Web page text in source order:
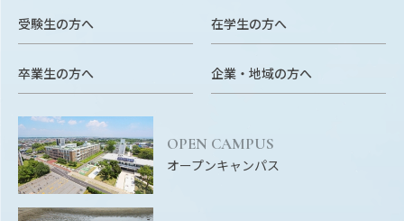
EVENTS
イベントカレンダー
生物資源学研究科紀要
ANPIC
ANPIC安否情報システム
受験生の方へ 在学生の方へ
卒業生の方へ 企業・地域の方へ
OPEN CAMPUS
オープンキャンパス